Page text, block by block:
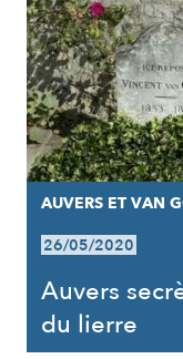
AUVERS ET VAN
26/05/2020
Auvers
du lierre